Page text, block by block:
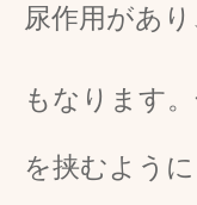
尿作用があ
もなります
を挟むよう